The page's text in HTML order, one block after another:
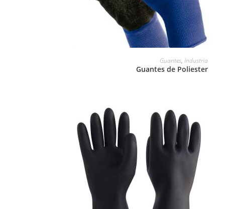
Guantes,Industria
Guantes de Poliester